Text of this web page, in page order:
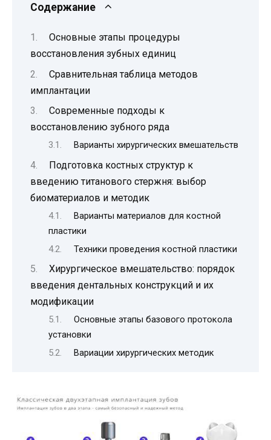
Содержание
Основные этапы процедуры
восстановления зубных единиц
Сравнительная таблица методов
имплантации
Современные подходы к
восстановлению зубного ряда
Варианты хирургических вмешательств
Подготовка костных структур к
введению титанового стержня: выбор
биоматериалов и методик
Варианты материалов для костной
пластики
Техники проведения костной пластики
Хирургическое вмешательство: порядок
введения дентальных конструкций и их
модификации
Основные этапы базового протокола
установки
Вариации хирургических методик